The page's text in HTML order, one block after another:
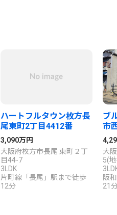
ハートフルタウン枚方長
尾東町2丁目4412番
3,090万円
大阪府枚方市長尾 東町２丁
目44-7
3LDK
片町線「長尾」駅まで徒歩
12分
ブ
市
大
5(
阪
21